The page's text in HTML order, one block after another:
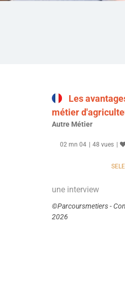
Les
métier
Autre Métier
02 mn 04 48 vues
une interview
©Parcoursmetiers -
2026